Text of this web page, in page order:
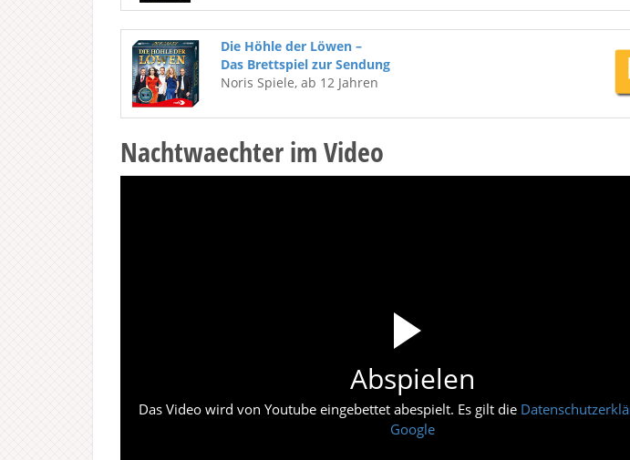
Die Höhle der Löwen –
Das Brettspiel zur Sendung
Noris Spiele, ab 12 Jahren
Nachtwaechter im Video
Abspielen
Das Video wird von Youtube eingebettet abespielt. Es gilt die
Google